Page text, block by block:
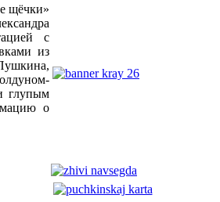
щёчки»
с
из
глупым
о